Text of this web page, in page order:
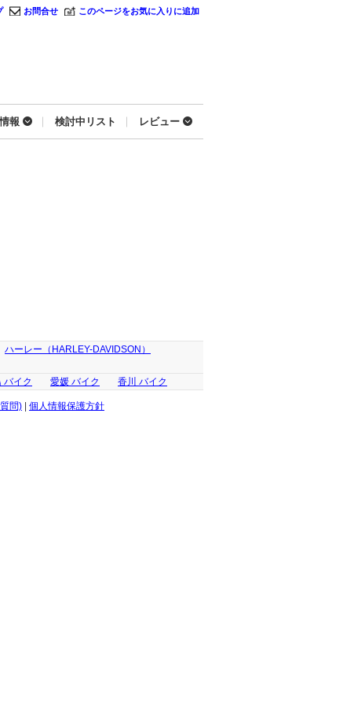
お問合せ このページをお気に入りに追加
報 検討中リスト レビュー
ハーレー（HARLEY-DAVIDSON）
バイク 愛媛 バイク 香川 バイク
問)
個人情報保護方針